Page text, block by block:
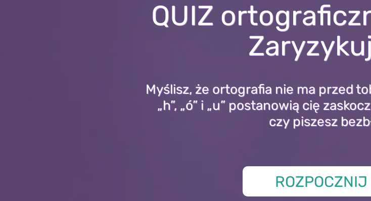
QUIZ
Myślisz, że ortografia nie ma przed
„h”, „ó” i „u” postanowią cię
czy piszesz
ROZPOCZNIJ